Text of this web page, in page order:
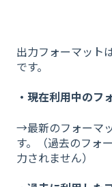
出力フォーマット
です。
・現在利用中のフ
→最新のフォーマ
す。（過去のフォ
力されません）